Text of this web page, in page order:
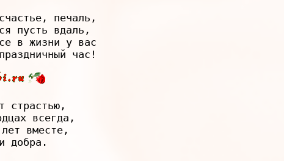
печаль,
пусть вдаль,
в жизни у вас
страстью,
всегда,
вместе,
добра.